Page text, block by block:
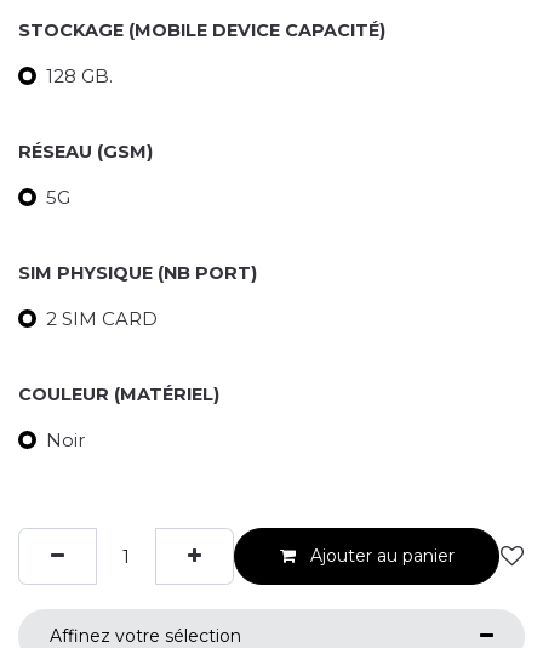
STOCKAGE (MOBILE DEVICE CAPACITÉ)
128 GB.
RÉSEAU (GSM)
5G
SIM PHYSIQUE (NB PORT)
2 SIM CARD
COULEUR (MATÉRIEL)
Noir
Ajouter au panier
Affinez votre sélection